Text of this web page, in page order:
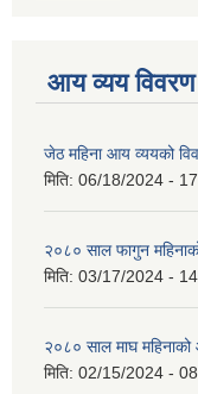
आय व्यय विवरण
जेठ महिना आय व्ययको
मिति: 06/18/2024 -
२०८० साल फागुन
मिति: 03/17/2024 -
२०८० साल माघ
मिति: 02/15/2024 -